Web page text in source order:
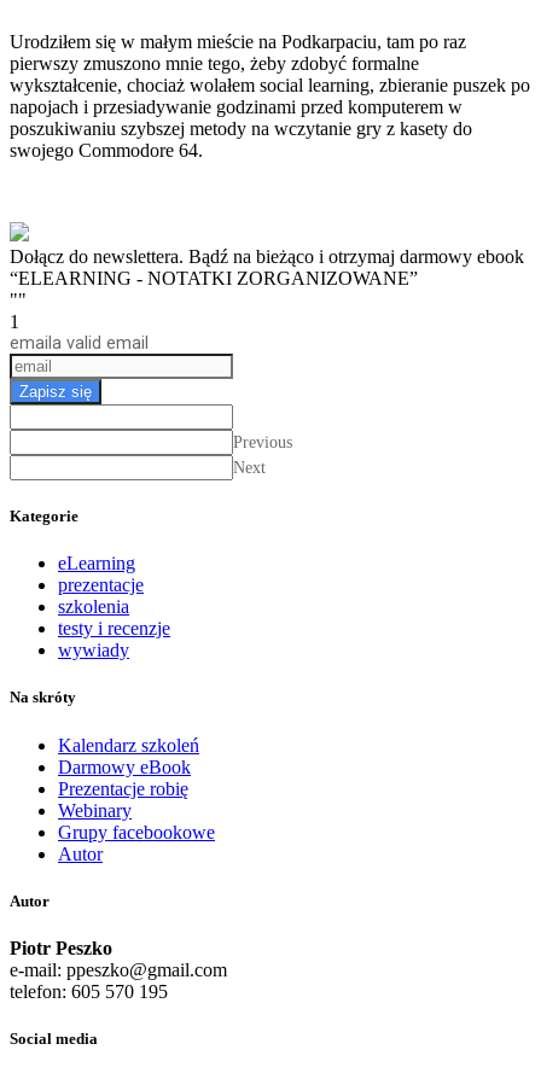
Urodziłem się w małym mieście na Podkarpaciu, tam po raz
pierwszy zmuszono mnie tego, żeby zdobyć formalne
wykształcenie, chociaż wolałem social learning, zbieranie puszek po
napojach i przesiadywanie godzinami przed komputerem w
poszukiwaniu szybszej metody na wczytanie gry z kasety do
swojego Commodore 64.
Dołącz do newslettera. Bądź na bieżąco i otrzymaj darmowy ebook
“ELEARNING - NOTATKI ZORGANIZOWANE”
""
1
email a valid email
Zapisz się
Previous
Next
Kategorie
eLearning
prezentacje
szkolenia
testy i recenzje
wywiady
Na skróty
Kalendarz szkoleń
Darmowy eBook
Prezentacje robię
Webinary
Grupy facebookowe
Autor
Autor
Piotr Peszko
e-mail: ppeszko@gmail.com
telefon: 605 570 195
Social media